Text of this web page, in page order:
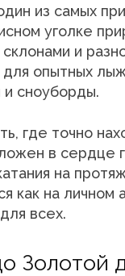
из самых
уголке
и
опытных
и сноуборды.
где точно
в сердце
на
как на
всех.
Золотой